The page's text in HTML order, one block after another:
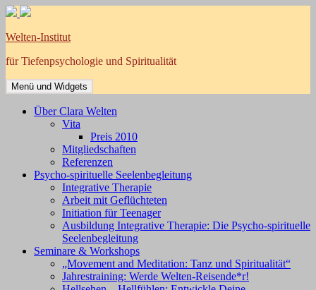
Zum
springen
Welten-Institut
für Tiefenpsychologie und Spiritualität
Menü und Widgets
Über Clara Welten
Vita
Preis 2010
Mitgliedschaften
Referenzen
Psycho-spirituelle Seelenbegleitung
Integrative Therapie
Arbeit mit Geflüchteten
Initiation für Teenager
Ausbildung Integrative Therapie: Die Psycho-spirituelle
Seelenbegleitung
Seminare & Workshops
„Movement and Meditation: Tanz und Spiritualität“
Jahrestraining: Werde Welten-Reisende*r!